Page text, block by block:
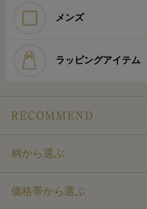
メンズ
ラッピングアイテム
柄から選ぶ
価格帯から選ぶ